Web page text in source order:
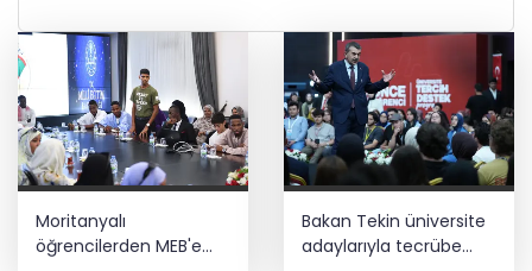
Moritanyalı
öğrencilerden MEB'e
Bakan Tekin üniversite
adaylarıyla tecrübe